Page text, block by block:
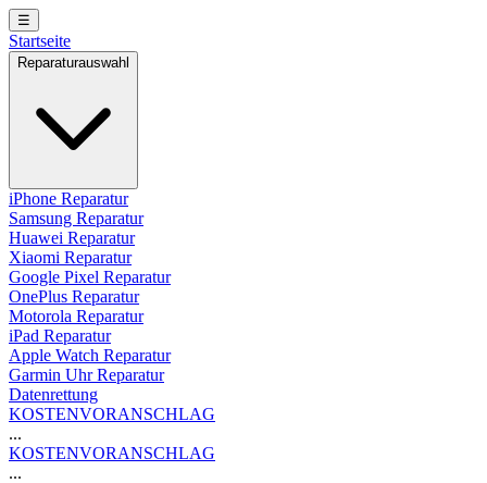
☰
Startseite
Reparaturauswahl
iPhone Reparatur
Samsung Reparatur
Huawei Reparatur
Xiaomi Reparatur
Google Pixel Reparatur
OnePlus Reparatur
Motorola Reparatur
iPad Reparatur
Apple Watch Reparatur
Garmin Uhr Reparatur
Datenrettung
KOSTENVORANSCHLAG
...
KOSTENVORANSCHLAG
...